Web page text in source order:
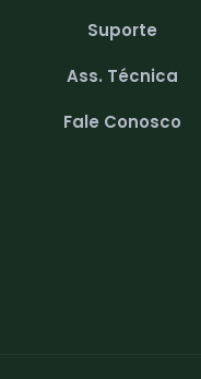
Suporte
Ass. Técnica
Fale Conosco